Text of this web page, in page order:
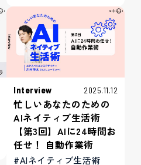
Interview 2025.11.12
忙しいあなたのための
AIネイティブ生活術
【第3回】AIに24時間お
任せ！ 自動作業術
#AIネイティブ生活術